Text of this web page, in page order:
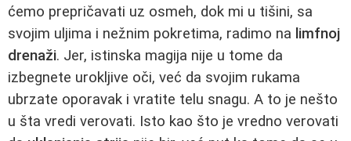
ćemo prepričavati uz osmeh, dok mi u tišini, sa
svojim uljima i nežnim pokretima, radimo na limfnoj
drenaži. Jer, istinska magija nije u tome da
izbegnete urokljive oči, već da svojim rukama
ubrzate oporavak i vratite telu snagu. A to je nešto
u šta vredi verovati. Isto kao što je vredno verovati